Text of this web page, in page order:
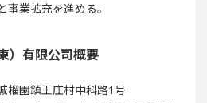
業拡充を進める。
）有限公司概要
榴園鎮王庄村中科路1号